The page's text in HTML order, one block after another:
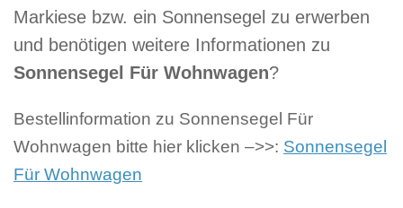
Markiese bzw. ein Sonnensegel zu erwerben
und benötigen weitere Informationen zu
Sonnensegel Für Wohnwagen?
Bestellinformation zu Sonnensegel Für
Wohnwagen bitte hier klicken –>>: Sonnensegel
Für Wohnwagen